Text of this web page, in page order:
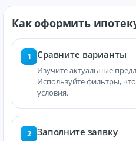
Как оформить
1 Сравните варианты
Изучите актуальные
Используйте фильтры,
условия.
2 Заполните заявку